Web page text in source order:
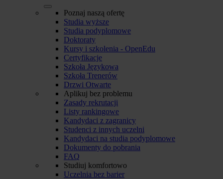
Poznaj naszą ofertę
Studia wyższe
Studia podyplomowe
Doktoraty
Kursy i szkolenia - OpenEdu
Certyfikacje
Szkoła Językowa
Szkoła Trenerów
Drzwi Otwarte
Aplikuj bez problemu
Zasady rekrutacji
Listy rankingowe
Kandydaci z zagranicy
Studenci z innych uczelni
Kandydaci na studia podyplomowe
Dokumenty do pobrania
FAQ
Studiuj komfortowo
Uczelnia bez barier